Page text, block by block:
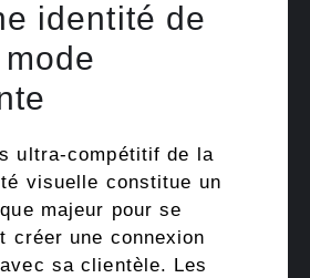
identité de
ultra-compétitif de la
visuelle constitue un
majeur pour se
créer une connexion
sa clientèle. Les